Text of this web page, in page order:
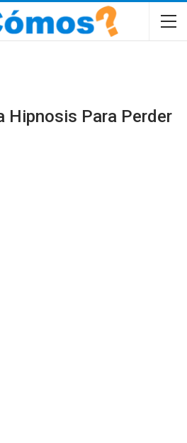
Hipnosis Para Perder